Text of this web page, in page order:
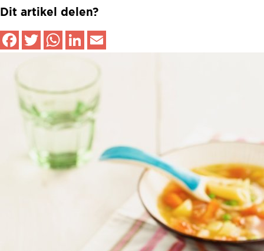
Dit artikel delen?